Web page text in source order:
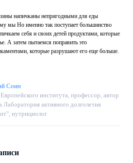
напичканы непригодными для еды
мы Но именно так поступает большинство
себя и своих детей продуктами, которые
А затем пытаемся поправить это
которые разрушают его еще больше.
Соин
института, профессор, автор
Лаборатория активного долголетия
нутрициолог